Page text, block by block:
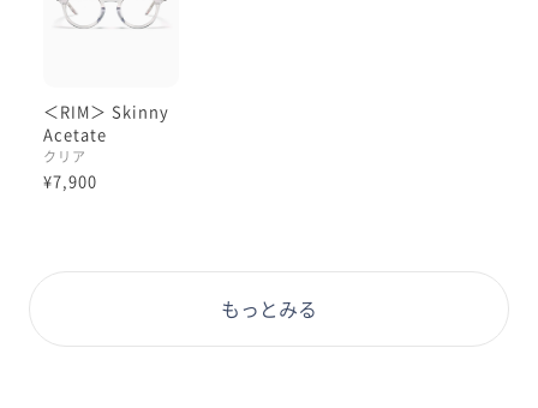
＜RIM＞ Skinny
Acetate
クリア
¥7,900
もっとみる